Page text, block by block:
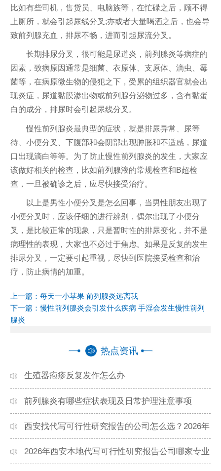
比如有些司机，售货员、电脑族等，在忙碌之后，顾不得
上厕所，就会引起尿线分叉;亦或者大量喝酒之后，也会导
致前列腺充血，排尿不畅，进而引起尿流分叉。
长期排尿分叉，很可能是尿道炎，前列腺炎等病症的
因素，致病原因通常是细菌、衣原体、支原体、滴虫、霉
菌等，在病原微生物的侵犯之下，受累的组织器官就会出
现炎症，尿道黏膜渗出物或前列腺分泌物过多，含有黏蛋
白的成分，排尿时会引起尿线分叉。
慢性前列腺炎最典型的症状，就是排尿异常、尿等
待、小便分叉、下腹部和会阴部出现肿胀和不适感，尿道
口出现滴白等等。为了防止慢性前列腺炎的发生，大家应
该做好相关的检查，比如前列腺液的常规检查和B超检
查，一旦被确诊之后，应尽快接受治疗。
以上是男性小便分叉是怎么回事，当男性朋友出现了
小便分叉时，应该仔细的进行辨别，偶尔出现了小便分
叉，是比较正常的现象，只是暂时性的排尿变化，并不是
病理性的表现，大家也不必过于焦虑。如果是反复的发生
排尿分叉，一定要引起重视，尽快到医院接受检查和治
疗，防止病情的加重。
上一篇： 每天一小苹果 前列腺炎远离我
下一篇：慢性前列腺炎会引发什么疾病 手淫会发生慢性前列
腺炎
热点资讯
生殖器疱疹反复发作怎么办
前列腺炎有哪些症状表现及日常护理注意事项
西安找代写可行性研究报告的公司怎么选？2026年
本地高口碑机构排名
2026年西安本地代写可行性研究报告公司哪家专业